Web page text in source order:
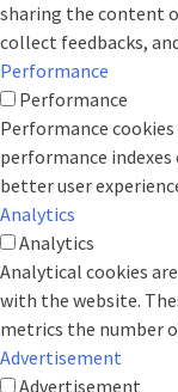
sharing the content
collect feedbacks,
Performance
Performance
Performance
performance
better user
Analytics
Analytics
Analytical cookies
with the website.
metrics the number
Advertisement
Advertisement